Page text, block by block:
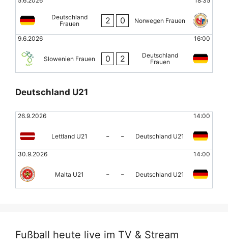
Deutschland
Frauen
2 0 Norwegen Frauen
9.6.2026 16:00
Slowenien Frauen 0 2
Deutschland
Frauen
Deutschland U21
26.9.2026 14:00
Lettland U21 - - Deutschland U21
30.9.2026 14:00
Malta U21 - - Deutschland U21
Fußball heute live im TV & Stream